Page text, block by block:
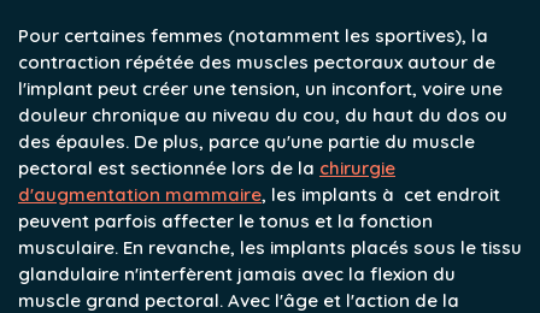
Pour certaines femmes (notamment les sportives), la
contraction répétée des muscles pectoraux autour de
l'implant peut créer une tension, un inconfort, voire une
douleur chronique au niveau du cou, du haut du dos ou
des épaules. De plus, parce qu'une partie du muscle
pectoral est sectionnée lors de la chirurgie
d'augmentation mammaire, les implants à cet endroit
peuvent parfois affecter le tonus et la fonction
musculaire. En revanche, les implants placés sous le tissu
glandulaire n'interfèrent jamais avec la flexion du
muscle grand pectoral. Avec l'âge et l'action de la